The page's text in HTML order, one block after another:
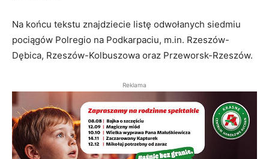
Na końcu tekstu znajdziecie listę odwołanych siedmiu
pociągów Polregio na Podkarpaciu, m.in. Rzeszów-
Dębica, Rzeszów-Kolbuszowa oraz Przeworsk-Rzeszów.
Reklama